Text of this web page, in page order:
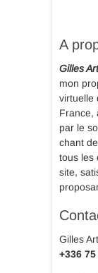
A
Gilles
mon
virtuelle
France,
par le
chant
tous les
site,
Gilles
+336